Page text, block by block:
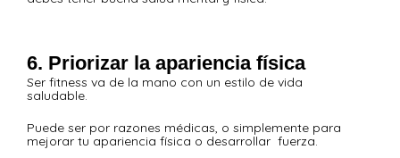
6. Priorizar la apariencia física
Ser fitness va de la mano con un estilo de vida
saludable.
Puede ser por razones médicas, o simplemente para
mejorar tu apariencia física o desarrollar fuerza.